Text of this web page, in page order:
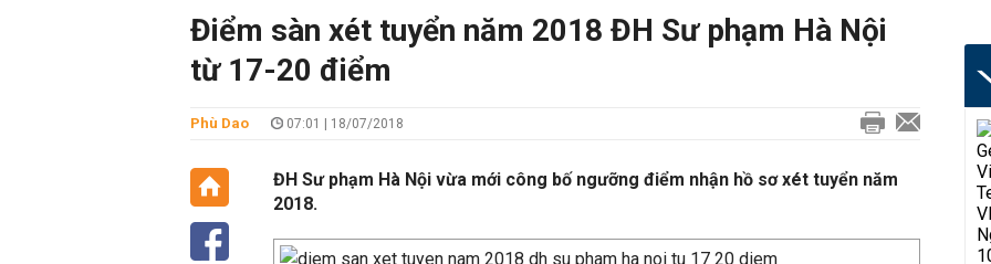
Điểm sàn xét tuyển năm 2018 ĐH Sư phạm Hà Nội
từ 17-20 điểm
Phù Dao 07:01 | 18/07/2018
ĐH Sư phạm Hà Nội vừa mới công bố ngưỡng điểm nhận hồ sơ xét tuyển năm
2018.